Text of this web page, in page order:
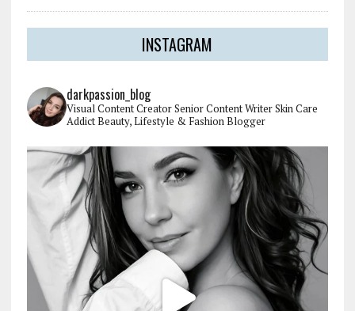
INSTAGRAM
darkpassion_blog
Visual Content CreatorSenior Content WriterSkin Care
AddictBeauty, Lifestyle & Fashion Blogger